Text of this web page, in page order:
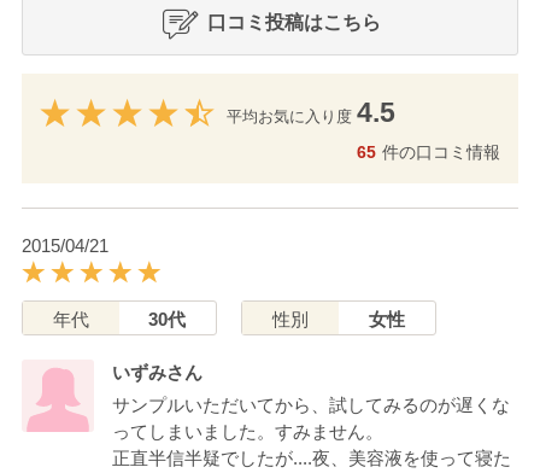
口コミ投稿はこちら
平均お気に入り度 4.5
65 件の口コミ情報
2015/04/21
年代 30代 性別 女性
いずみさん
サンプルいただいてから、試してみるのが遅くな
ってしまいました。すみません。
正直半信半疑でしたが....夜、美容液を使って寝た